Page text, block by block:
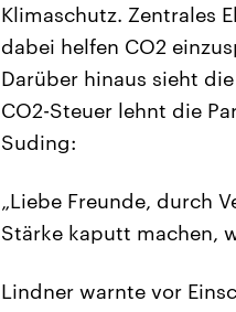
Klimaschutz. Zentrales
dabei helfen CO2
Darüber hinaus sieht
CO2-Steuer lehnt die
Suding:
„Liebe Freunde, durch
Stärke kaputt machen,
Lindner warnte vor